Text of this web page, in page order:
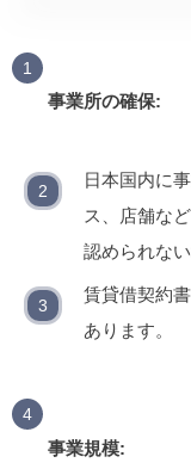
事業所の確保:
日本国内に
ス、店舗な
認められな
賃貸借契約
あります。
事業規模: